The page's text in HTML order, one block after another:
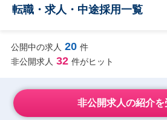
転職・求人・中途採用一覧
公開中の求人 20 件
非公開求人 32 件がヒット
非公開求人の紹介を